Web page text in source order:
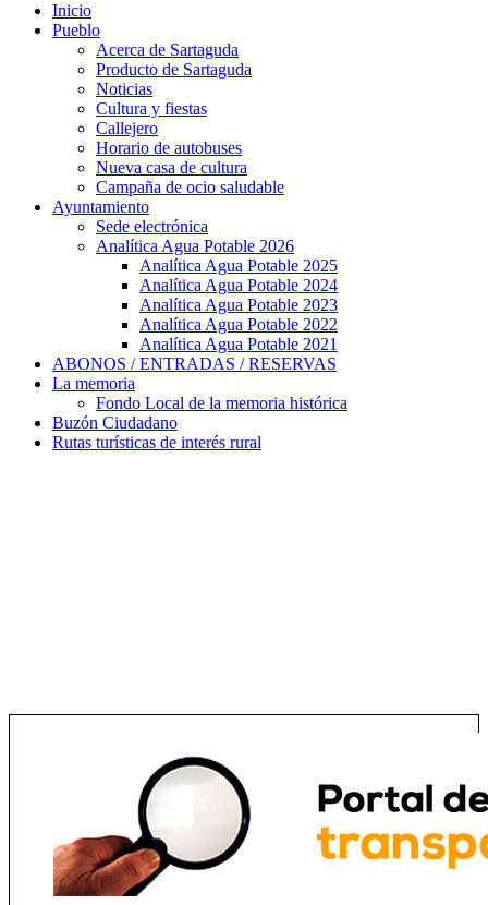
Inicio
Pueblo
Acerca de Sartaguda
Producto de Sartaguda
Noticias
Cultura y fiestas
Callejero
Horario de autobuses
Nueva casa de cultura
Campaña de ocio saludable
Ayuntamiento
Sede electrónica
Analítica Agua Potable 2026
Analítica Agua Potable 2025
Analítica Agua Potable 2024
Analítica Agua Potable 2023
Analítica Agua Potable 2022
Analítica Agua Potable 2021
ABONOS / ENTRADAS / RESERVAS
La memoria
Fondo Local de la memoria histórica
Buzón Ciudadano
Rutas turísticas de interés rural